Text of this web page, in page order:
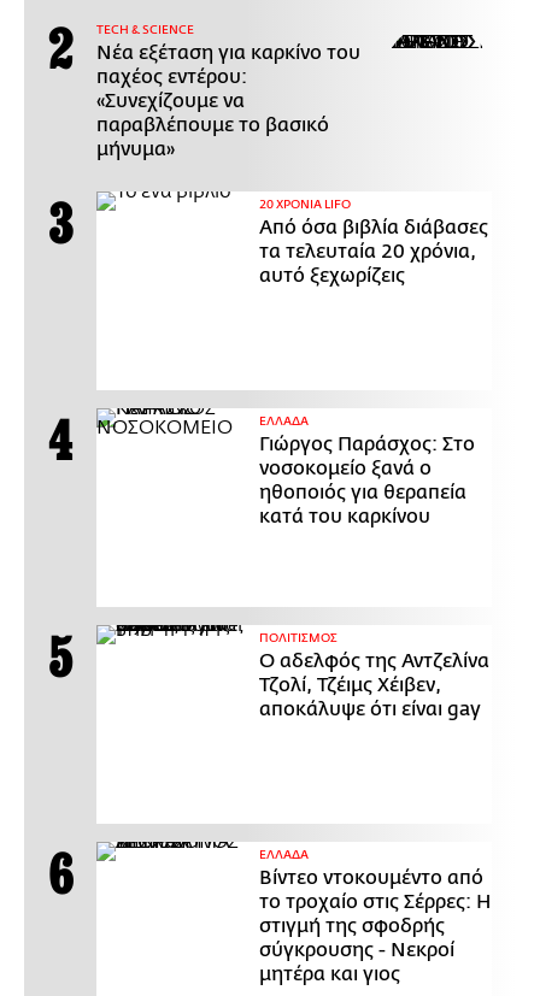
ΤECH & SCIENCE
Νέα εξέταση για καρκίνο του
παχέος εντέρου:
«Συνεχίζουμε να
παραβλέπουμε το βασικό
μήνυμα»
20 ΧΡΟΝΙΑ LIFO
Από όσα βιβλία διάβασες
τα τελευταία 20 χρόνια,
αυτό ξεχωρίζεις
ΕΛΛΑΔΑ
Γιώργος Παράσχος: Στο
νοσοκομείο ξανά ο
ηθοποιός για θεραπεία
κατά του καρκίνου
ΠΟΛΙΤΙΣΜΟΣ
Ο αδελφός της Αντζελίνα
Τζολί, Τζέιμς Χέιβεν,
αποκάλυψε ότι είναι gay
ΕΛΛΑΔΑ
Βίντεο ντοκουμέντο από
το τροχαίο στις Σέρρες: Η
στιγμή της σφοδρής
σύγκρουσης - Νεκροί
μητέρα και γιος